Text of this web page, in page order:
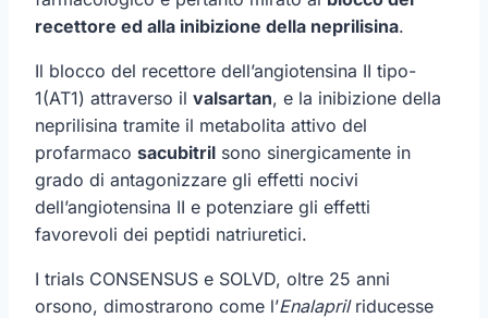
recettore ed alla inibizione della neprilisina.
Il blocco del recettore dell’angiotensina II tipo-
1(AT1) attraverso il valsartan, e la inibizione della
neprilisina tramite il metabolita attivo del
profarmaco sacubitril sono sinergicamente in
grado di antagonizzare gli effetti nocivi
dell’angiotensina II e potenziare gli effetti
favorevoli dei peptidi natriuretici.
I trials CONSENSUS e SOLVD, oltre 25 anni
orsono, dimostrarono come l’Enalaprilriducesse